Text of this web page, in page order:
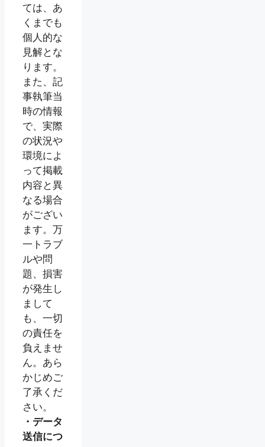
ては、あ
くまでも
個人的な
見解とな
ります。
また、記
事執筆当
時の情報
で、実際
の状況や
環境によ
って掲載
内容と異
なる場合
がござい
ます。万
一トラブ
ルや問
題、損害
が発生し
まして
も、一切
の責任を
負えませ
ん。あら
かじめご
了承くだ
さい。
・データ
送信につ